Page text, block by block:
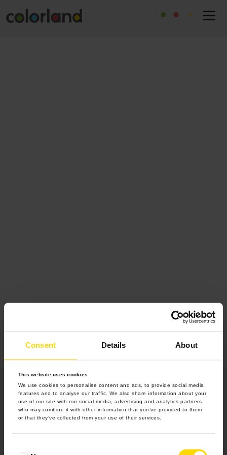
Consent Details About
This website uses cookies
We use cookies to personalise content and ads, to provide social media
features and to analyse our traffic. We also share information about your
use of our site with our social media, advertising and analytics partners
who may combine it with other information that you’ve provided to them
or that they’ve collected from your use of their services.
Produkty